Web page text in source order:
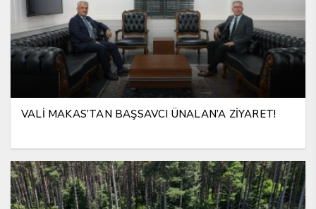
VALİ MAKAS’TAN BAŞSAVCI ÜNALAN’A ZİYARET!